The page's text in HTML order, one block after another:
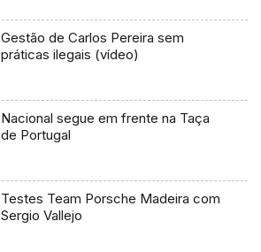
Gestão de Carlos Pereira sem
práticas ilegais (vídeo)
Nacional segue em frente na Taça
de Portugal
Testes Team Porsche Madeira com
Sergio Vallejo